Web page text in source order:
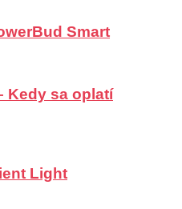
Smart
Kedy sa oplatí
Light